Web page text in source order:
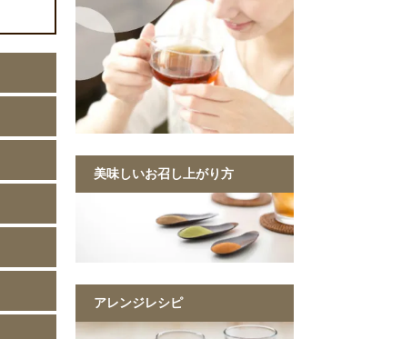
美味しいお召し上がり方
アレンジレシピ